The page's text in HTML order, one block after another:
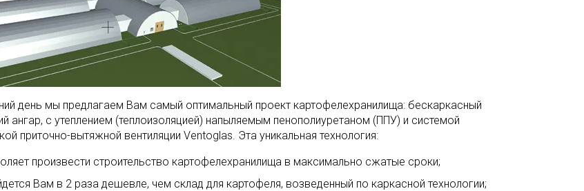
день мы предлагаем Вам самый оптимальный проект картофелехранилища: бескаркасный
ангар, с утеплением (теплоизоляцией) напыляемым пенополиуретаном (ППУ) и системой
приточно-вытяжной вентиляции Ventoglas. Эта уникальная технология:
произвести строительство картофелехранилища в максимально сжатые сроки;
Вам в 2 раза дешевле, чем склад для картофеля, возведенный по каркасной технологии;